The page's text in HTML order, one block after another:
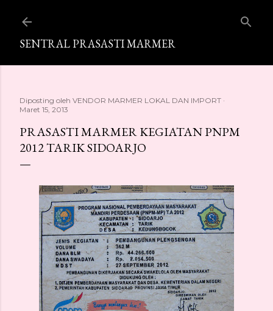
SENTRAL PRASASTI MARMER
Diposting oleh VENDOR MARMER LOKAL DAN IMPORT
Maret 15, 2013
PRASASTI MARMER KEGIATAN PNPM
2012 TARIK SIDOARJO